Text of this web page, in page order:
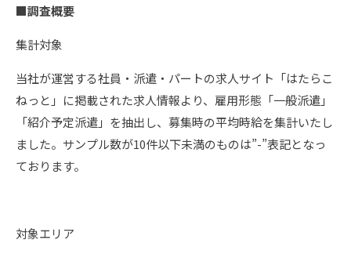
■調査概要
集計対象
当社が運営する社員・派遣・パートの求人サイト「はたらこ
ねっと」に掲載された求人情報より、雇用形態「一般派遣」
「紹介予定派遣」を抽出し、募集時の平均時給を集計いたし
ました。サンプル数が10件以下未満のものは”-”表記となっ
ております。
対象エリア